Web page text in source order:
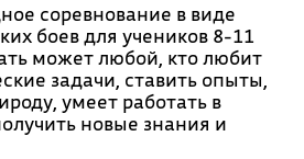
соревнование в виде
боев для учеников 8-11
может любой, кто любит
задачи, ставить опыты,
умеет работать в
новые знания и